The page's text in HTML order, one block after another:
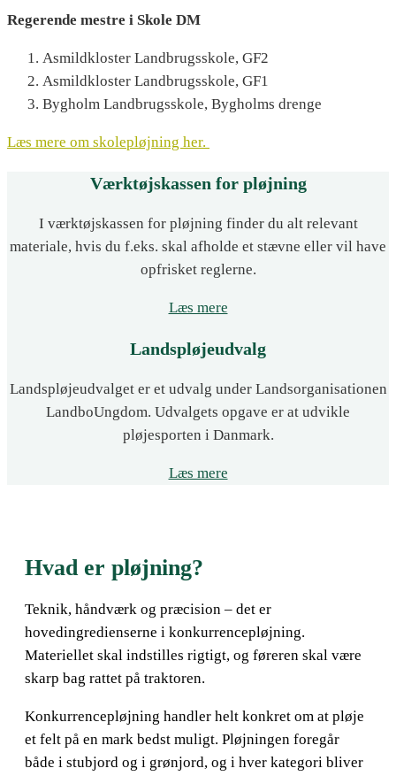
Regerende mestre i Skole DM
Asmildkloster Landbrugsskole, GF2
Asmildkloster Landbrugsskole, GF1
Bygholm Landbrugsskole, Bygholms drenge
Læs mere om skolepløjning her.
Værktøjskassen for pløjning
I værktøjskassen for pløjning finder du alt relevant
materiale, hvis du f.eks. skal afholde et stævne eller vil have
opfrisket reglerne.
Læs mere
Landspløjeudvalg
Landspløjeudvalget er et udvalg under Landsorganisationen
LandboUngdom. Udvalgets opgave er at udvikle
pløjesporten i Danmark.
Læs mere
Hvad er pløjning?
Teknik, håndværk og præcision – det er
hovedingredienserne i konkurrencepløjning.
Materiellet skal indstilles rigtigt, og føreren skal være
skarp bag rattet på traktoren.
Konkurrencepløjning handler helt konkret om at pløje
et felt på en mark bedst muligt. Pløjningen foregår
både i stubjord og i grønjord, og i hver kategori bliver